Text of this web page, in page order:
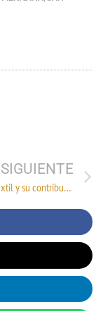
SIGUIENTE
La Industria Textil y su contribución tecnológica a sectores estratégicos como el Ejército Mexicano